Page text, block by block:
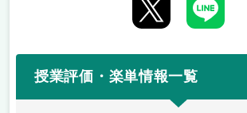
授業評価・楽単情報一覧